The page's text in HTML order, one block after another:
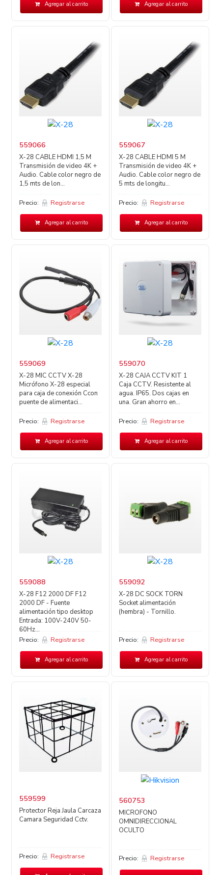
Agregar al carrito Agregar al carrito
559066
X-28 CABLE HDMI 1,5 M
Transmisión de video 4K +
Audio. Cable color negro de
1,5 mts de lon...
Precio: Registrarse
Agregar al carrito
559067
X-28 CABLE HDMI 5 M
Transmisión de video 4K +
Audio. Cable color negro de
5 mts de longitu...
Precio: Registrarse
Agregar al carrito
559069
X-28 MIC CCTV X-28
Micrófono X-28 especial
para caja de conexión Ccon
puente de alimentaci...
Precio: Registrarse
Agregar al carrito
559070
X-28 CAJA CCTV KIT 1
Caja CCTV. Resistente al
agua. IP65. Dos cajas en
una. Gran ahorro en...
Precio: Registrarse
Agregar al carrito
559088
X-28 F12 2000 DF F12
2000 DF - Fuente
alimentación tipo desktop
Entrada: 100V-240V 50-
60Hz...
Precio:
Registrarse
Agregar al carrito
559092
X-28 DC SOCK TORN
Socket alimentación
(hembra) - Tornillo.
Precio: Registrarse
Agregar al carrito
559599
Protector Reja Jaula Carcaza
Camara Seguridad Cctv.
Precio: Registrarse
560753
MICROFONO
OMNIDIRECCIONAL
OCULTO
Precio: Registrarse